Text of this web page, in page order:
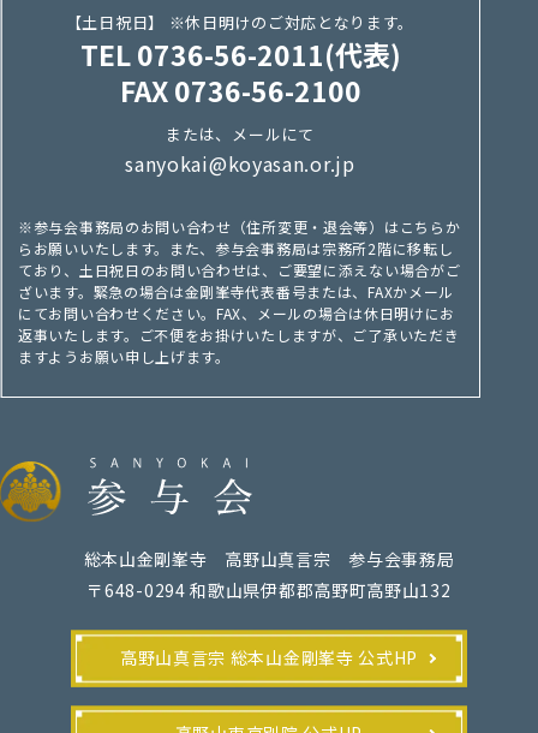
【土日祝日】 ※休日明けのご対応となります。
TEL 0736-56-2011(代表)
FAX 0736-56-2100
または、メールにて
sanyokai@koyasan.or.jp
※参与会事務局のお問い合わせ（住所変更・退会等）はこちらか
らお願いいたします。また、参与会事務局は宗務所2階に移転し
ており、土日祝日のお問い合わせは、ご要望に添えない場合がご
ざいます。緊急の場合は金剛峯寺代表番号または、FAXかメール
にてお問い合わせください。FAX、メールの場合は休日明けにお
返事いたします。ご不便をお掛けいたしますが、ご了承いただき
ますようお願い申し上げます。
総本山金剛峯寺 高野山真言宗 参与会事務局
〒648-0294 和歌山県伊都郡高野町高野山132
高野山真言宗 総本山金剛峯寺 公式HP